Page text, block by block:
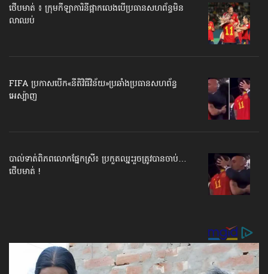
ថើបមាត់ ៖ ក្រុមកីឡាការិនី​ផ្អាកលេង​​បើប្រធានសហព័ន្ធ​មិន
លាឈប់
FIFA ប្រកាសបើក​«នីតិវិធីវិន័យ»​ប្រឆាំងប្រធានសហព័ន្ធ​
អេស្ប៉ាញ
បាល់ទាត់​ពិភពលោក​ផ្នែកស្រី៖ ប្រកួតឈ្នះរួច​ត្រូវបានចាប់…
ថើបមាត់ !